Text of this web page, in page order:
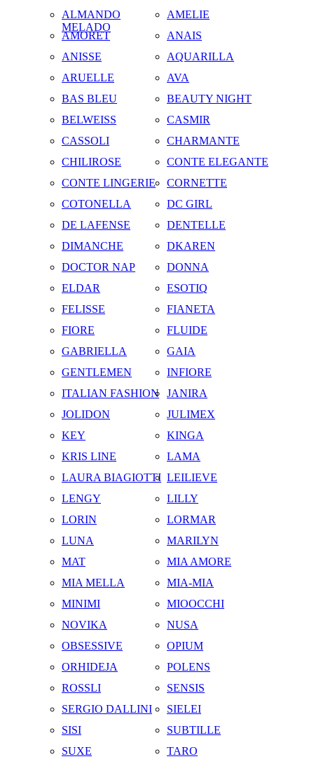
ALMANDO
MELADO
AMELIE
AMORET
ANAIS
ANISSE
AQUARILLA
ARUELLE
AVA
BAS BLEU
BEAUTY NIGHT
BELWEISS
CASMIR
CASSOLI
CHARMANTE
CHILIROSE
CONTE ELEGANTE
CONTE LINGERIE
CORNETTE
COTONELLA
DC GIRL
DE LAFENSE
DENTELLE
DIMANCHE
DKAREN
DOCTOR NAP
DONNA
ELDAR
ESOTIQ
FELISSE
FIANETA
FIORE
FLUIDE
GABRIELLA
GAIA
GENTLEMEN
INFIORE
ITALIAN FASHION
JANIRA
JOLIDON
JULIMEX
KEY
KINGA
KRIS LINE
LAMA
LAURA BIAGIOTTI LEILIEVE
LENGY
LILLY
LORIN
LORMAR
LUNA
MARILYN
MAT
MIA AMORE
MIA MELLA
MIA-MIA
MINIMI
MIOOCCHI
NOVIKA
NUSA
OBSESSIVE
OPIUM
ORHIDEJA
POLENS
ROSSLI
SENSIS
SERGIO DALLINI
SIELEI
SISI
SUBTILLE
SUXE
TARO